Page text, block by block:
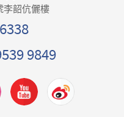
李韶伉儷樓
9849